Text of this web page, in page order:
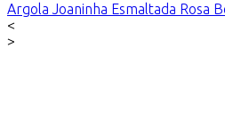
Argola Joaninha Esmaltada Rosa
<
>